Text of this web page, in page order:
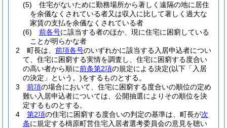
(5)
住宅がないために勤務場所から著しく遠隔の地に居住
を余儀なくされている者又は収入に比して著しく過大な
家賃の支払を余儀なくされている者
(6)
前各号に該当する者のほか、現に住宅に困窮している
ことが明らかな者
2
町長は、 前項各号のいずれかに該当する入居申込者につい
て、住宅に困窮する実情を調査し、住宅に困窮する度合い
の高い者から順に前条第2項の規定による決定(以下「入居
の決定」という。)をするものとする。
3
前項の場合において、住宅に困窮する度合いの順位の定め
難い入居申込者については、公開抽選によりその順位を決
定するものとする。
4
第2項の住宅に困窮する度合いの判定の基準は、町長が次
条に規定する檮原町営住宅入居者選考委員会の意見を聴い